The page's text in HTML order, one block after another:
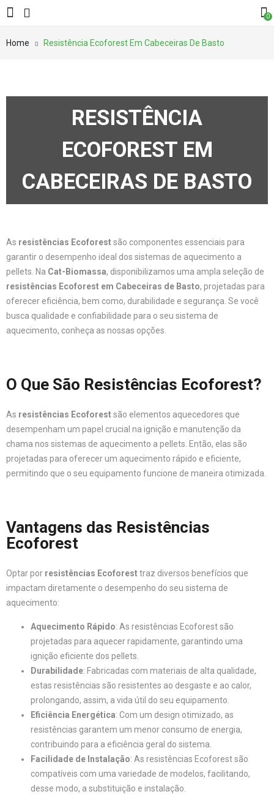
0
Home Resistência Ecoforest Em Cabeceiras De Basto
RESISTÊNCIA
ECOFOREST EM
CABECEIRAS DE BASTO
As resistências Ecoforestsão componentes essenciais para
garantir o desempenho ideal dos sistemas de aquecimento a
pellets. Na Cat-Biomassa, disponibilizamos uma ampla seleção de
resistências Ecoforest em Cabeceiras de Basto, projetadas para
oferecer eficiência, bem como, durabilidade e segurança. Se você
busca qualidade e confiabilidade para o seu sistema de
aquecimento, conheça as nossas opções.
O Que São Resistências Ecoforest?
As resistências Ecoforestsão elementos aquecedores que
desempenham um papel crucial na ignição e manutenção da
chama nos sistemas de aquecimento a pellets. Então, elas são
projetadas para oferecer um aquecimento rápido e eficiente,
permitindo que o seu equipamento funcione de maneira otimizada.
Vantagens das Resistências
Ecoforest
Optar por resistências Ecoforesttraz diversos benefícios que
impactam diretamente o desempenho do seu sistema de
aquecimento:
Aquecimento Rápido: As resistências Ecoforest são
projetadas para aquecer rapidamente, garantindo uma
ignição eficiente dos pellets.
Durabilidade: Fabricadas com materiais de alta qualidade,
estas resistências são resistentes ao desgaste e ao calor,
prolongando, assim, a vida útil do seu equipamento.
Eficiência Energética: Com um design otimizado, as
resistências garantem um menor consumo de energia,
contribuindo para a eficiência geral do sistema.
Facilidade de Instalação: As resistências Ecoforest são
compatíveis com uma variedade de modelos, facilitando,
desse modo, a substituição e instalação.